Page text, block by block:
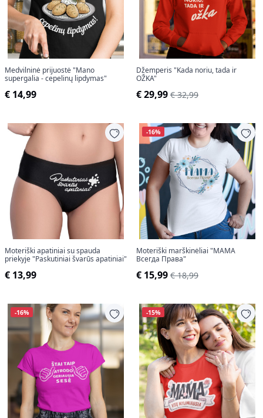
Medvilninė prijuostė "Mano
supergalia - cepelinų lipdymas"
€ 14,99
Džemperis "Kada noriu, tada ir
OŽKA"
€ 29,99 € 32,99
Moteriški apatiniai su spauda
priekyje "Paskutiniai švarūs apatiniai"
€ 13,99
-16%
Moteriški marškinėliai "MAMA
Всегда Права"
€ 15,99 € 18,99
-16% -15%